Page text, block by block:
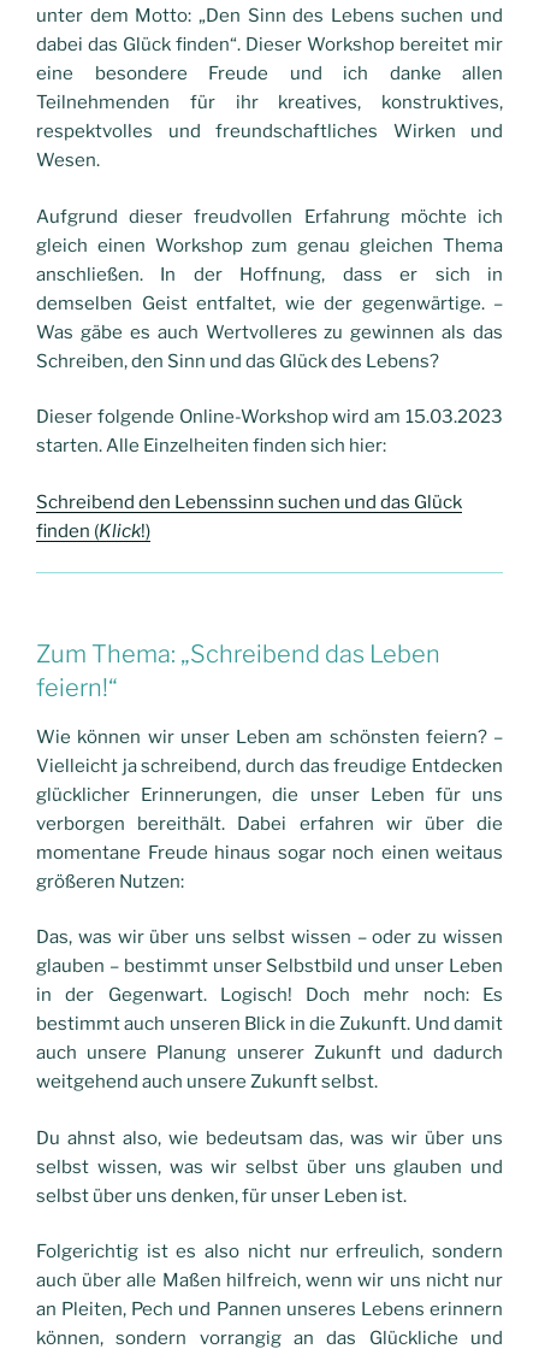
unter dem Motto: „Den Sinn des Lebens suchen und
dabei das Glück finden“. Dieser Workshop bereitet mir
eine besondere Freude und ich danke allen
Teilnehmenden für ihr kreatives, konstruktives,
respektvolles und freundschaftliches Wirken und
Wesen.
Aufgrund dieser freudvollen Erfahrung möchte ich
gleich einen Workshop zum genau gleichen Thema
anschließen. In der Hoffnung, dass er sich in
demselben Geist entfaltet, wie der gegenwärtige. –
Was gäbe es auch Wertvolleres zu gewinnen als das
Schreiben, den Sinn und das Glück des Lebens?
Dieser folgende Online-Workshop wird am 15.03.2023
starten. Alle Einzelheiten finden sich hier:
Schreibend den Lebenssinn suchen und das Glück
finden (Klick!)
Zum Thema: „Schreibend das Leben
feiern!“
Wie können wir unser Leben am schönsten feiern? –
Vielleicht ja schreibend, durch das freudige Entdecken
glücklicher Erinnerungen, die unser Leben für uns
verborgen bereithält. Dabei erfahren wir über die
momentane Freude hinaus sogar noch einen weitaus
größeren Nutzen:
Das, was wir über uns selbst wissen – oder zu wissen
glauben – bestimmt unser Selbstbild und unser Leben
in der Gegenwart. Logisch! Doch mehr noch: Es
bestimmt auch unseren Blick in die Zukunft. Und damit
auch unsere Planung unserer Zukunft und dadurch
weitgehend auch unsere Zukunft selbst.
Du ahnst also, wie bedeutsam das, was wir über uns
selbst wissen, was wir selbst über uns glauben und
selbst über uns denken, für unser Leben ist.
Folgerichtig ist es also nicht nur erfreulich, sondern
auch über alle Maßen hilfreich, wenn wir uns nicht nur
an Pleiten, Pech und Pannen unseres Lebens erinnern
können, sondern vorrangig an das Glückliche und